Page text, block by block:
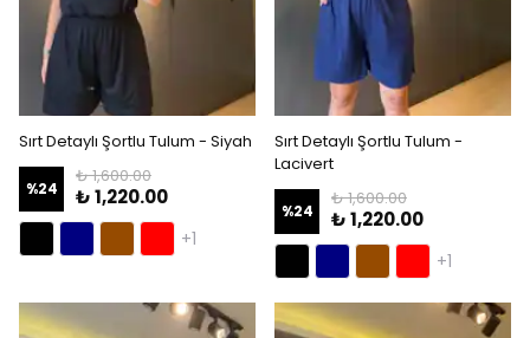
Sırt Detaylı Şortlu Tulum - Siyah
%24
₺ 1,600.00
₺ 1,220.00
+1
Sırt Detaylı Şortlu Tulum -
Lacivert
%24
₺ 1,600.00
₺ 1,220.00
+1